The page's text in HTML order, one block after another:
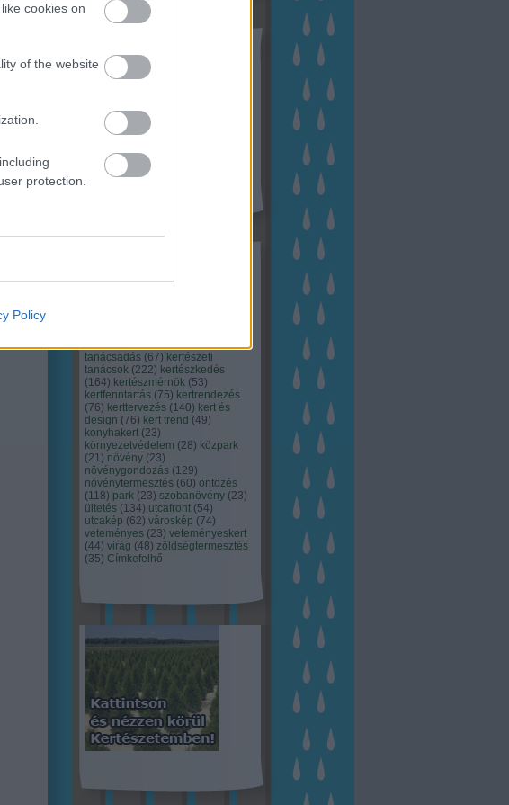
cookies on
of the website
protection.
Policy
Budapest (45) dísznövény
(126) kertészet (118) kertészeti
tanácsadás (67) kertészeti
tanácsok (222) kertészkedés
(164) kertészmérnök (53)
kertfenntartás (75) kertrendezés
(76) kerttervezés (140) kert és
design (76) kert trend (49)
konyhakert (23)
környezetvédelem (28) közpark
(21) növény (23)
növénygondozás (129)
növénytermesztés (60) öntözés
(118) park (23) szobanövény (23)
ültetés (134) utcafront (54)
utcakép (62) városkép (74)
veteményes (23) veteményeskert
(44) virág (48) zöldségtermesztés
(35) Címkefelhő